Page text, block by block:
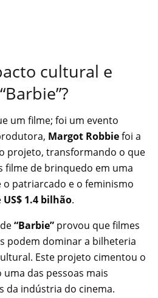
cultural e
um filme; foi um evento
Margot Robbiefoi a
projeto, transformando o que
filme de brinquedo em uma
patriarcado e o feminismo
US$ 1.4 bilhão.
“Barbie” provou que filmes
podem dominar a bilheteria
Este projeto cimentou o
uma das pessoas mais
da indústria do cinema.